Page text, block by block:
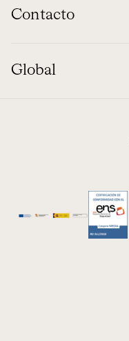
Contacto
Global